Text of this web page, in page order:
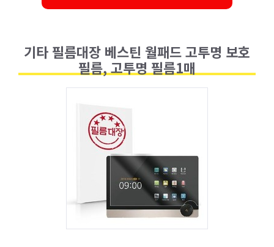
기타 필름대장 베스틴 월패드 고투명 보호
필름, 고투명 필름1매